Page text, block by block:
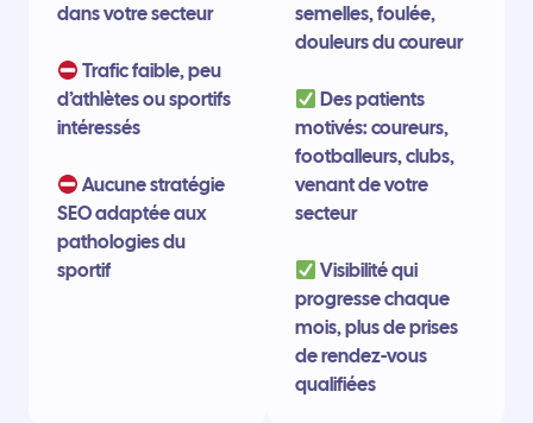
dans votre secteur
Trafic faible, peu
d’athlètes ou sportifs
intéressés
Aucune stratégie
SEO adaptée aux
pathologies du
sportif
semelles, foulée,
douleurs du coureur
Des patients
motivés: coureurs,
footballeurs, clubs,
venant de votre
secteur
Visibilité qui
progresse chaque
mois, plus de prises
de rendez-vous
qualifiées